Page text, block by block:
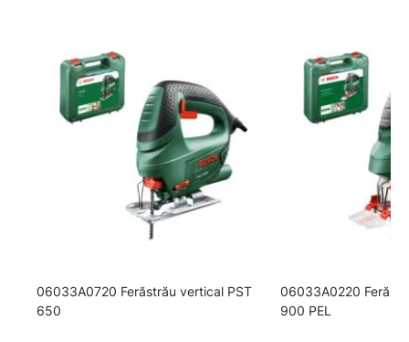
06033A0720 Ferăstrău vertical PST
650
06033A0220
900 PEL